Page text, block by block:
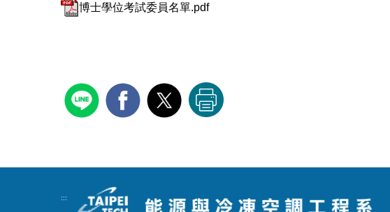
博士學位考試委員名單.pdf
:::